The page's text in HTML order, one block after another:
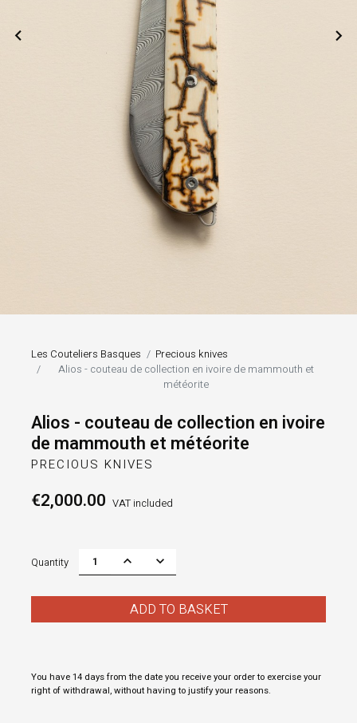
 
Les Couteliers Basques
Precious knives
Alios - couteau de collection en ivoire de mammouth et
météorite
Alios - couteau de collection en ivoire
de mammouth et météorite
PRECIOUS KNIVES
€2,000.00 VAT included
Quantity
ADD TO BASKET
You have 14 days from the date you receive your order to exercise your
right of withdrawal, without having to justify your reasons.